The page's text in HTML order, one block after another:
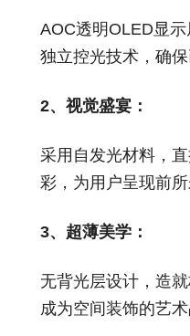
AOC透明OLED显
独立控光技术，确
2、视觉盛宴：
采用自发光材料，
彩，为用户呈现前所
3、超薄美学：
无背光层设计，造
成为空间装饰的艺术